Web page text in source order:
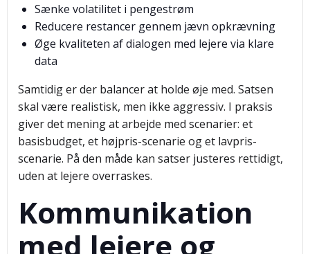
Sænke volatilitet i pengestrøm
Reducere restancer gennem jævn opkrævning
Øge kvaliteten af dialogen med lejere via klare
data
Samtidig er der balancer at holde øje med. Satsen
skal være realistisk, men ikke aggressiv. I praksis
giver det mening at arbejde med scenarier: et
basisbudget, et højpris-scenarie og et lavpris-
scenarie. På den måde kan satser justeres rettidigt,
uden at lejere overraskes.
Kommunikation
med lejere og